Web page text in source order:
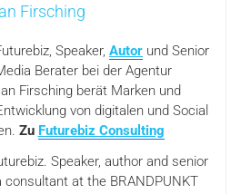
Firsching
Speaker, Autor und Senior
Berater bei der Agentur
Firsching berät Marken und
von digitalen und Social
Zu Futurebiz Consulting
Speaker, author and senior
at the BRANDPUNKT